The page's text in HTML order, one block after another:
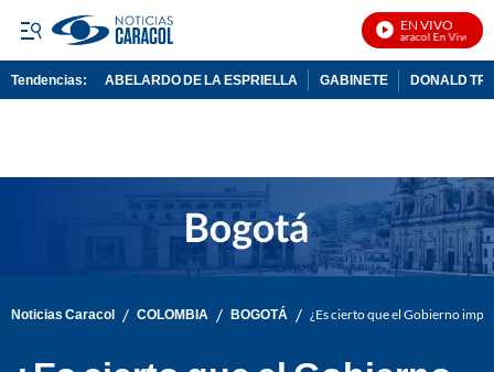
EN VIVO
Noticias Caracol En Vivo
Tendencias: ABELARDO DE LA ESPRIELLA GABINETE DONALD
Noticias Caracol / COLOMBIA / BOGOTÁ / ¿Es cierto que el Gobierno